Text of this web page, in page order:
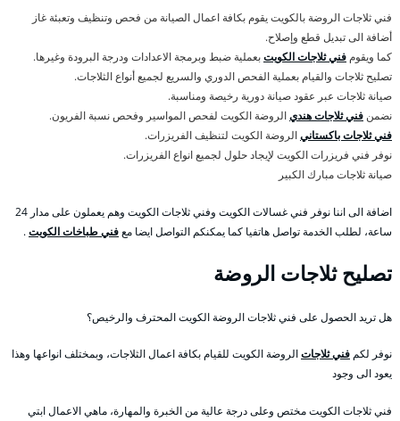
فني ثلاجات الروضة بالكويت يقوم بكافة اعمال الصيانة من فحص وتنظيف وتعبئة غاز
أضافة الى تبديل قطع وإصلاح.
كما ويقوم فني ثلاجات الكويتبعملية ضبط وبرمجة الاعدادات ودرجة البرودة وغيرها.
تصليح ثلاجات والقيام بعملية الفحص الدوري والسريع لجميع أنواع الثلاجات.
صيانة ثلاجات عبر عقود صيانة دورية رخيصة ومناسبة.
نضمن فني ثلاجات هنديالروضة الكويت لفحص المواسير وفحص نسبة الفريون.
فني ثلاجات باكستانيالروضة الكويت لتنظيف الفريزرات.
نوفر فني فريزرات الكويت لإيجاد حلول لجميع انواع الفريزرات.
صيانة ثلاجات مبارك الكبير
اضافة الى اننا نوفر فني غسالات الكويت وفني ثلاجات الكويت وهم يعملون على مدار 24
ساعة، لطلب الخدمة تواصل هاتفيا كما يمكنكم التواصل ايضا معفني طباخات الكويت.
تصليح ثلاجات الروضة
هل تريد الحصول على فني ثلاجات الروضة الكويت المحترف والرخيص؟
نوفر لكم فني ثلاجاتالروضة الكويت للقيام بكافة اعمال الثلاجات، وبمختلف انواعها وهذا
يعود الى وجود
فني ثلاجات الكويت مختص وعلى درجة عالية من الخبرة والمهارة، ماهي الاعمال ابتي